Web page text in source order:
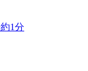
1分